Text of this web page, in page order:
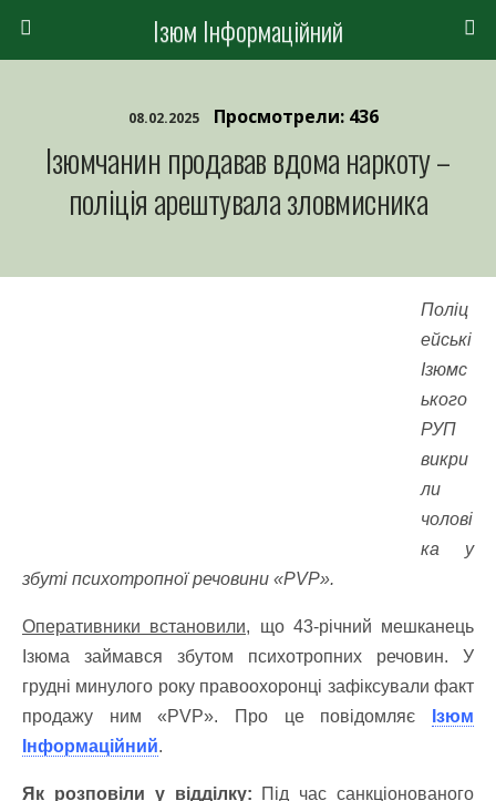
Ізюм Інформаційний
08.02.2025 Просмотрели: 436
Ізюмчанин продавав вдома наркоту –
поліція арештувала зловмисника
Поліц
ейські
Ізюмс
ького
РУП
викри
ли
чолові
ка у
збуті психотропної речовини «PVP».
Оперативники встановили, що 43-річний мешканець
Ізюма займався збутом психотропних речовин. У
грудні минулого року правоохоронці зафіксували факт
продажу ним «PVP». Про це повідомляє
Ізюм
Інформаційний.
Як розповіли у відділку: Під час санкціонованого